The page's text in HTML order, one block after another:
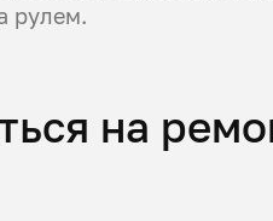
рулем.
на